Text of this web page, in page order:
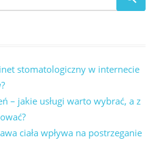
stomatologiczny w internecie
– jakie usługi warto wybrać, a z
ciała wpływa na postrzeganie